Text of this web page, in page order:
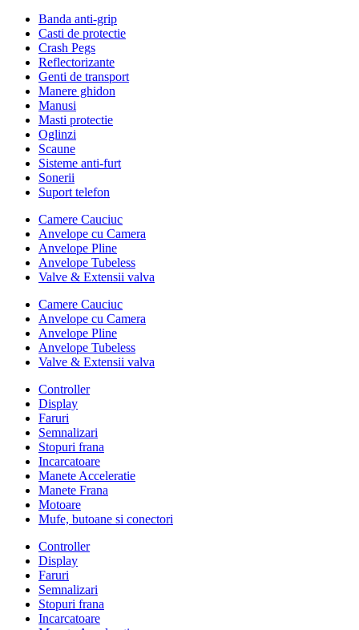
Banda anti-grip
Casti de protectie
Crash Pegs
Reflectorizante
Genti de transport
Manere ghidon
Manusi
Masti protectie
Oglinzi
Scaune
Sisteme anti-furt
Sonerii
Suport telefon
Camere Cauciuc
Anvelope cu Camera
Anvelope Pline
Anvelope Tubeless
Valve & Extensii valva
Camere Cauciuc
Anvelope cu Camera
Anvelope Pline
Anvelope Tubeless
Valve & Extensii valva
Controller
Display
Faruri
Semnalizari
Stopuri frana
Incarcatoare
Manete Acceleratie
Manete Frana
Motoare
Mufe, butoane si conectori
Controller
Display
Faruri
Semnalizari
Stopuri frana
Incarcatoare